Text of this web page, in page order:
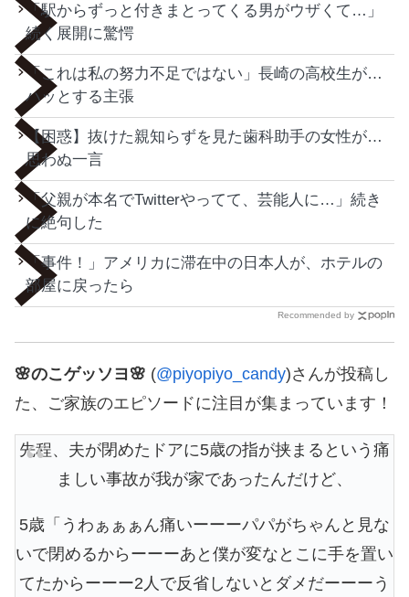
「駅からずっと付きまとってくる男がウザくて…」
続く展開に驚愕
「これは私の努力不足ではない」長崎の高校生が…
ハッとする主張
【困惑】抜けた親知らずを見た歯科助手の女性が…
思わぬ一言
「父親が本名でTwitterやってて、芸能人に…」続き
に絶句した
「事件！」アメリカに滞在中の日本人が、ホテルの
部屋に戻ったら
Recommended by
🌸のこゲッソヨ🌸 (@piyopiyo_candy)さんが投稿し
た、ご家族のエピソードに注目が集まっています！
先程、夫が閉めたドアに5歳の指が挟まるという痛
ましい事故が我が家であったんだけど、
5歳「うわぁぁぁん痛いーーーパパがちゃんと見な
いで閉めるからーーーあと僕が変なとこに手を置い
てたからーーー2人で反省しないとダメだーーーう